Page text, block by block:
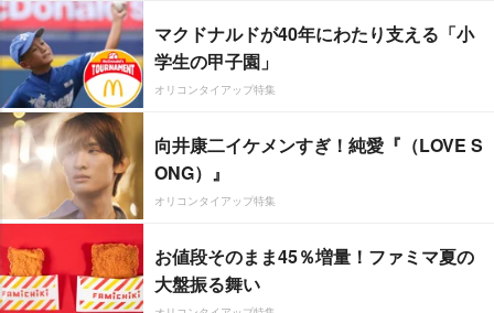
マクドナルドが40年にわたり支える「小
学生の甲子園」
オリコンタイアップ特集
向井康二イケメンすぎ！純愛『（LOVE S
ONG）』
オリコンタイアップ特集
お値段そのまま45％増量！ファミマ夏の
大盤振る舞い